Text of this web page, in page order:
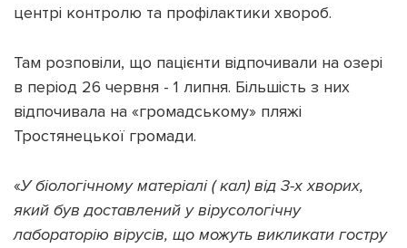
Підтримати dyvys.info
центрі контролю та профілактики хвороб.
Там розповіли, що пацієнти відпочивали на озері
в період 26 червня - 1 липня. Більшість з них
відпочивала на «громадському» пляжі
Тростянецької громади.
«У біологічному матеріалі ( кал) від 3-х хворих,
який був доставлений у вірусологічну
лабораторію вірусів, що можуть викликати гостру